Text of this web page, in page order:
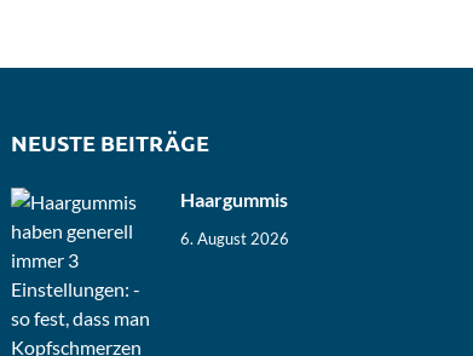
NEUSTE BEITRÄGE
Haargummis
6. August 2026